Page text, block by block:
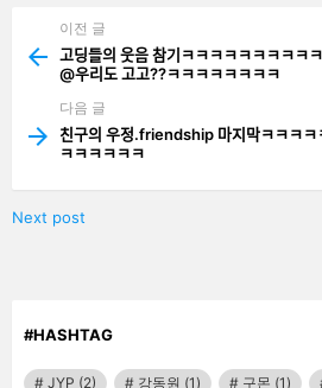
more
이전 글
고딩들의 웃음 참기ㅋㅋㅋㅋㅋㅋㅋㅋㅋㅋ
@우리도 고고??ㅋㅋㅋㅋㅋㅋㅋㅋ
다음 글
친구의 우정.friendship 마지막ㅋㅋ
ㅋㅋㅋㅋㅋㅋ
Next post
#HASHTAG
JYP (2) 강동원 (1) 구몬 (1)